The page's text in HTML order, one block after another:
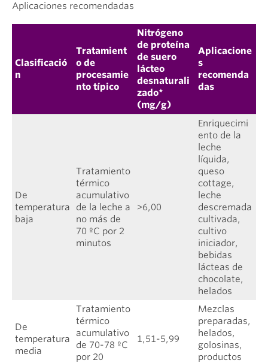
Aplicaciones recomendadas
Clasificació
n
Tratamient
o de
procesamie
nto típico
Nitrógeno
de proteína
de suero
lácteo
desnaturali
zado*
(mg/g)
Aplicacione
s
recomenda
das
De
temperatura
baja
Tratamiento
térmico
acumulativo
de la leche a
no más de
70 ºC por 2
minutos
>6,00
Enriquecimi
ento de la
leche
líquida,
queso
cottage,
leche
descremada
cultivada,
cultivo
iniciador,
bebidas
lácteas de
chocolate,
helados
De
temperatura
media
Tratamiento
térmico
acumulativo
de 70-78 ºC
por 20
1,51-5,99
Mezclas
preparadas,
helados,
golosinas,
productos